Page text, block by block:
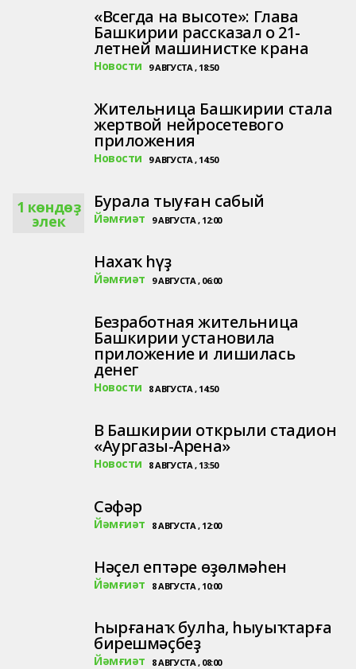
«Всегда на высоте»: Глава
Башкирии рассказал о 21-
летней машинистке крана
Новости 9 АВГУСТА , 18:50
Жительница Башкирии стала
жертвой нейросетевого
приложения
Новости 9 АВГУСТА , 14:50
1 көндөҙ
элек
Бурала тыуған сабый
Йәмғиәт 9 АВГУСТА , 12:00
Нахаҡ һүҙ
Йәмғиәт 9 АВГУСТА , 06:00
Безработная жительница
Башкирии установила
приложение и лишилась
денег
Новости 8 АВГУСТА , 14:50
В Башкирии открыли стадион
«Аургазы‑Арена»
Новости 8 АВГУСТА , 13:50
Сәфәр
Йәмғиәт 8 АВГУСТА , 12:00
Нәҫел ептәре өҙөлмәһен
Йәмғиәт 8 АВГУСТА , 10:00
Һырғанаҡ булһа, һыуыҡтарға
бирешмәҫбеҙ
Йәмғиәт 8 АВГУСТА , 08:00